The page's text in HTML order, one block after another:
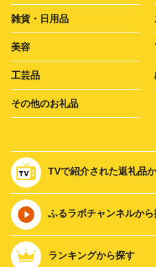
雑貨・日用品
美容
工芸品
その他のお礼品
TVで紹介された返礼品
ふるラボチャンネルから
ランキングから探す